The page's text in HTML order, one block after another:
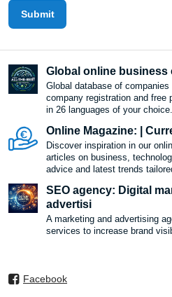
Submit
Global online
Global database of
company registration and free
in 26 languages ​​of your choice.
Online Magazine: |
Discover inspiration in our
articles on business,
advice and latest trends
SEO agency: Digital
advertisi
A marketing and advertising
services to increase brand
Facebook